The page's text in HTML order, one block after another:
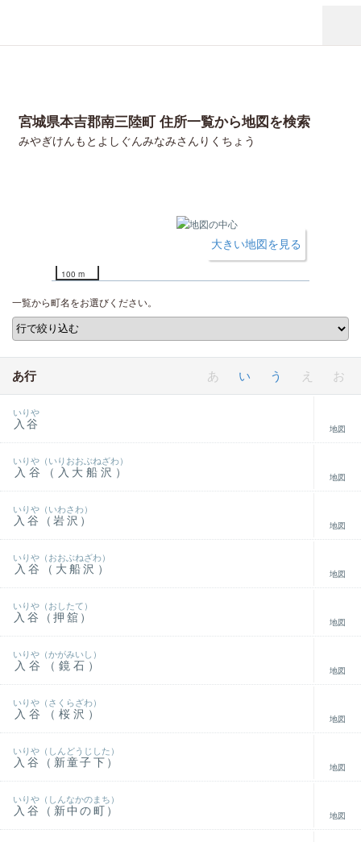
宮城県本吉郡南三陸町 住所一覧から地図を検索
みやぎけんもとよしぐんみなみさんりくちょう
100 m
大きい地図を見る
一覧から町名をお選びください。
あ行 あ い う え お
入谷
いりや
地図
入谷（入大船沢）
いりや（いりおおぶねざわ）
地図
入谷（岩沢）
いりや（いわさわ）
地図
入谷（大船沢）
いりや（おおぶねざわ）
地図
入谷（押舘）
いりや（おしたて）
地図
入谷（鏡石）
いりや（かがみいし）
地図
入谷（桜沢）
いりや（さくらざわ）
地図
入谷（新童子下）
いりや（しんどうじした）
地図
入谷（新中の町）
いりや（しんなかのまち）
地図